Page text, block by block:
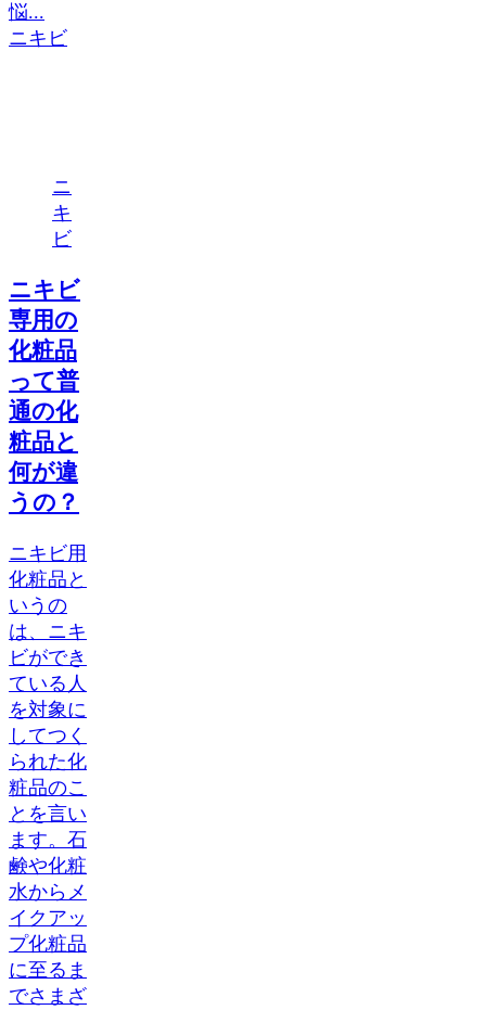
悩...
ニキビ
ニ
キ
ビ
ニキビ
専用の
化粧品
って普
通の化
粧品と
何が違
うの？
ニキビ用
化粧品と
いうの
は、ニキ
ビができ
ている人
を対象に
してつく
られた化
粧品のこ
とを言い
ます。石
鹸や化粧
水からメ
イクアッ
プ化粧品
に至るま
でさまざ